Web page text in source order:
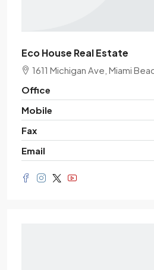
Eco House Real Estate
1611 Michigan Ave, Miami
Office
Mobile
Fax
Email